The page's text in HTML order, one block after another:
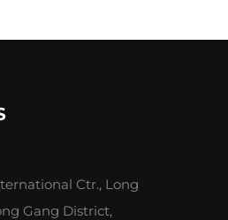
Ctr., Long
Gang District,